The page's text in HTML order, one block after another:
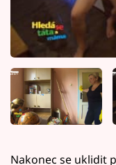
Nakonec se uklidit